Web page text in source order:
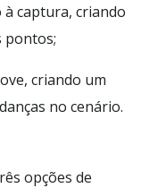
captura, criando
pontos;
criando um
no cenário.
opções de